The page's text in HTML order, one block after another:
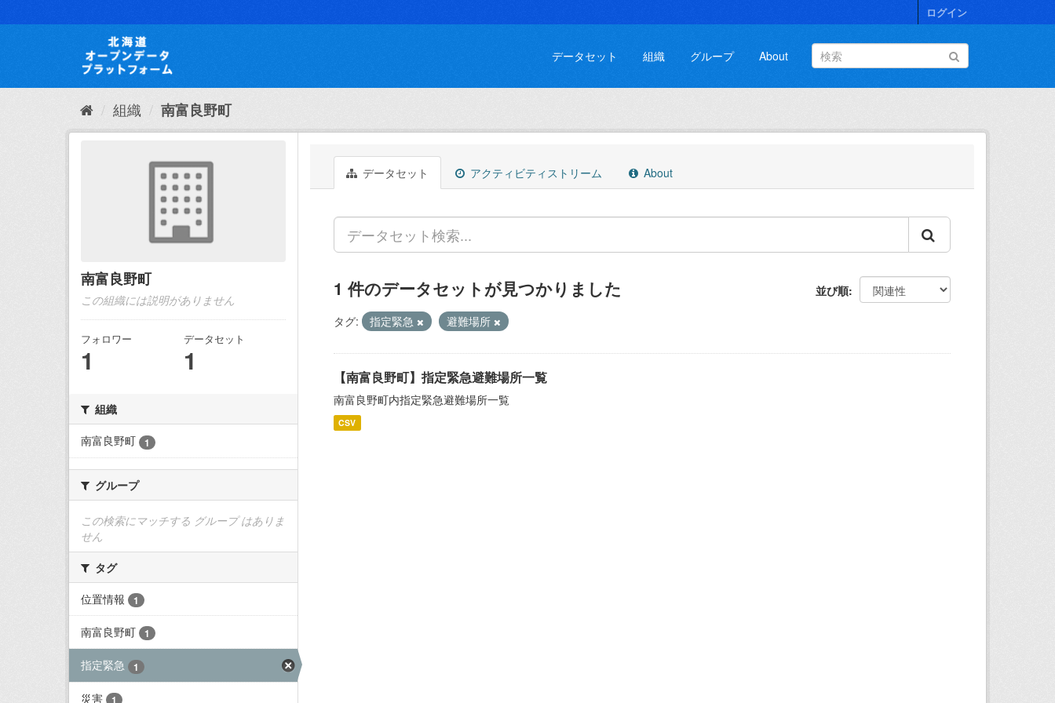
キ
て
ログイン
データセット 組織 グループ About
組織 南富良野町
南富良野町
この組織には説明がありません
フォロワー
1
データセット
1
組織
南富良野町
1
グループ
この検索にマッチする グループ はありま
せん
タグ
位置情報
1
南富良野町 1
指定緊急 1
災害 1
データセット アクティビティストリーム About
並び順
1 件のデータセットが見つかりました
タグ: 指定緊急 避難場所
【南富良野町】指定緊急避難場所一覧
南富良野町内指定緊急避難場所一覧
CSV